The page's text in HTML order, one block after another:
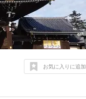
お気に入りに追加